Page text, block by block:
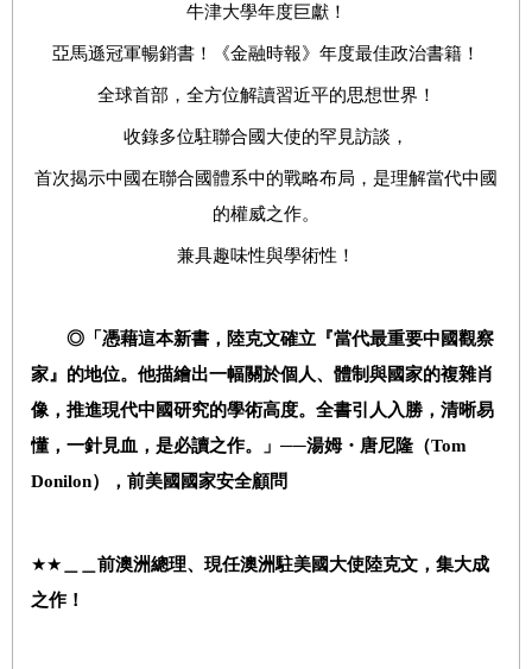
牛津大學年度巨獻！
亞馬遜冠軍暢銷書！《金融時報》年度最佳政治書籍！
全球首部，全方位解讀習近平的思想世界！
收錄多位駐聯合國大使的罕見訪談，
首次揭示中國在聯合國體系中的戰略布局，是理解當代中國
的權威之作。
兼具趣味性與學術性！
◎「憑藉這本新書，陸克文確立『當代最重要中國觀察
家』的地位。他描繪出一幅關於個人、體制與國家的複雜肖
像，推進現代中國研究的學術高度。全書引人入勝，清晰易
懂，一針見血，是必讀之作。」──湯姆・唐尼隆（Tom
Donilon），前美國國家安全顧問
★★ ＿＿前澳洲總理、現任澳洲駐美國大使陸克文，集大成
之作！